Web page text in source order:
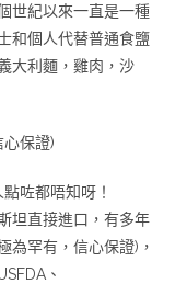
世紀以來一直是一種
和個人代替普通食鹽
大利麵，雞肉，沙
保證)
咗都唔知呀！
坦直接進口，有多年
為罕有，信心保證)，
、